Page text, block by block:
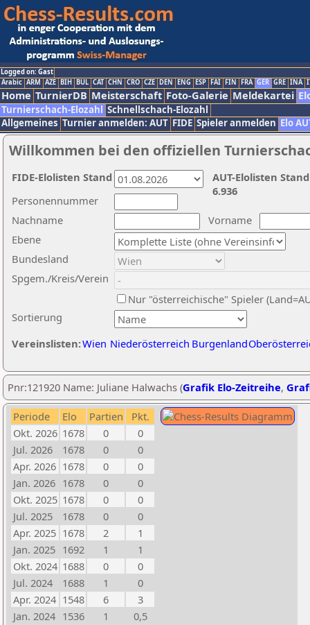
Logged on: Gast
Arabic ARM AZE BIH BUL CAT CHN CRO CZE DEN ENG ESP FAI FIN FRA GER GRE INA
Home TurnierDB Meisterschaft Foto-Galerie Meldekartei
Turnierschach-Elozahl Schnellschach-Elozahl
Allgemeines Turnier anmelden: AUT FIDE Spieler anmelden Elo
Willkommen bei den offiziellen
Nachname
Vorname
Ebene
Sortierung
Personennummer
Bundesland
Spgem./Kreis/Verein
Nur "österreichische" Spieler
Vereinslisten:Wien Niederösterreich Burgenland
AUT-Elolisten
6.936
FIDE-Elolisten Stand
Pnr:121920 Name: Juliane Halwachs (Grafik Elo-Zeitreihe,
Periode Elo Partien
Pkt.
Okt. 2026 1678 0
0
Jul. 2026
1678 0
0
Apr. 2026 1678 0
0
Jan. 2026 1678 0
0
Okt. 2025 1678 0
0
Jul. 2025
1678 0
0
Apr. 2025 1678 2
1
Jan. 2025 1692 1
1
Okt. 2024 1688 0
0
Jul. 2024
1688 1
0
Apr. 2024 1548 6
3
Jan. 2024 1536 1
0,5